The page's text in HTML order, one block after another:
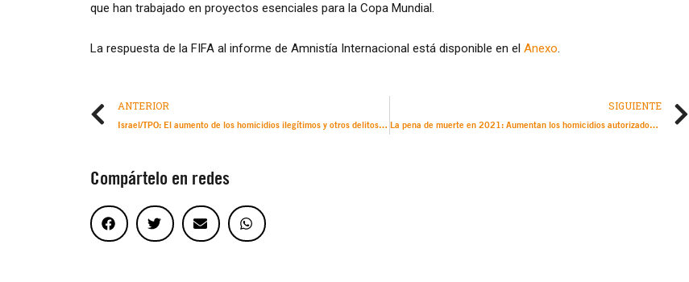
que han trabajado en proyectos esenciales para la Copa Mundial.
La respuesta de la FIFA al informe de Amnistía Internacional está disponible en el Anexo.
ANTERIOR
Israel/TPO: El aumento de los homicidios ilegítimos y otros delitos destaca la necesidad urgente de poner fin al apartheid de Israel contra los palestinos
SIGUIENTE
La pena de muerte en 2021: Aumentan los homicidios autorizados por el Estado en Irán y Arabia Saudita
Compártelo en redes